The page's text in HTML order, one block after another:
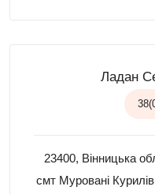
Ладан
23400, Вінницька
смт Муровані